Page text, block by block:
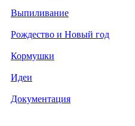
Выпиливание
Рождество и Новый год
Кормушки
Идеи
Документация